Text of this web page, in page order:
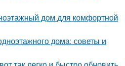
дом для комфортной
дома: советы и